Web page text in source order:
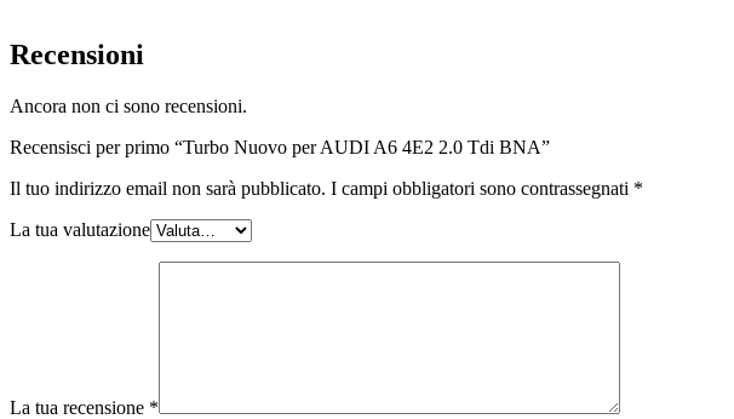
Recensioni
Ancora non ci sono recensioni.
Recensisci per primo “Turbo Nuovo per AUDI A6 4E2 2.0 Tdi BNA”
Il tuo indirizzo email non sarà pubblicato. I campi obbligatori sono contrassegnati *
La tua valutazione
La tua recensione *